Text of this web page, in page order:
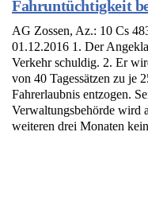
Fahruntüchtigkeit
AG Zossen, Az.: 10 Cs
01.12.2016 1. Der
Verkehr schuldig. 2. Er
von 40 Tagessätzen zu je
Fahrerlaubnis entzogen.
Verwaltungsbehörde wird
weiteren drei Monaten